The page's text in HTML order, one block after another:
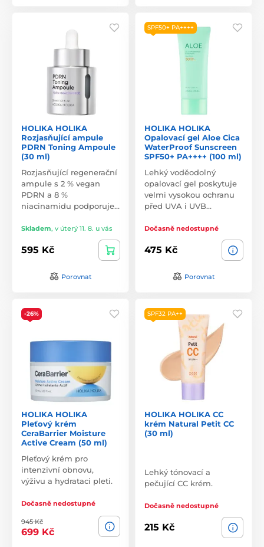
HOLIKA HOLIKA
Rozjasňující ampule
PDRN Toning Ampoule
(30 ml)
Rozjasňující regenerační
ampule s 2 % vegan
PDRN a 8 %
niacinamidu podporuje…
Skladem, v úterý 11. 8. u vás
595 Kč
Porovnat
SPF50+ PA++++
HOLIKA HOLIKA
Opalovací gel Aloe Cica
WaterProof Sunscreen
SPF50+ PA++++ (100 ml)
Lehký voděodolný
opalovací gel poskytuje
velmi vysokou ochranu
před UVA i UVB…
Dočasně nedostupné
475 Kč
Porovnat
-26%
HOLIKA HOLIKA
Pleťový krém
CeraBarrier Moisture
Active Cream (50 ml)
Pleťový krém pro
intenzivní obnovu,
výživu a hydrataci pleti.
Dočasně nedostupné
945 Kč
699 Kč
SPF32 PA++
HOLIKA HOLIKA CC
krém Natural Petit CC
(30 ml)
Lehký tónovací a
pečující CC krém.
Dočasně nedostupné
215 Kč